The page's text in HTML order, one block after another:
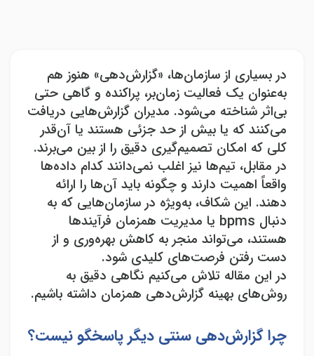
در بسیاری از سازمان‌ها، «گزارش‌دهی» هنوز هم
به‌عنوان یک فعالیت زمان‌بر، پراکنده و گاهی حتی
بی‌اثر شناخته می‌شود. مدیران گزارش‌هایی دریافت
می‌کنند که یا بیش از حد جزئی هستند یا آن‌قدر
کلی که امکان تصمیم‌گیری دقیق را از بین می‌برند.
در مقابل، تیم‌ها نیز اغلب نمی‌دانند کدام داده‌ها
واقعاً اهمیت دارند و چگونه باید آن‌ها را ارائه
دهند. این شکاف، به‌ویژه در سازمان‌هایی که به
دنبال bpms یا مدیریت همزمان فرآیند‌ها
هستند، می‌تواند منجر به کاهش بهره‌وری و از
دست رفتن فرصت‌های کلیدی شود.
در این مقاله تلاش می‌کنیم نگاهی دقیق به
روش‌های بهینه گزارش‌دهی همزمان داشته باشیم.
چرا گزارش‌دهی سنتی دیگر پاسخگو نیست؟